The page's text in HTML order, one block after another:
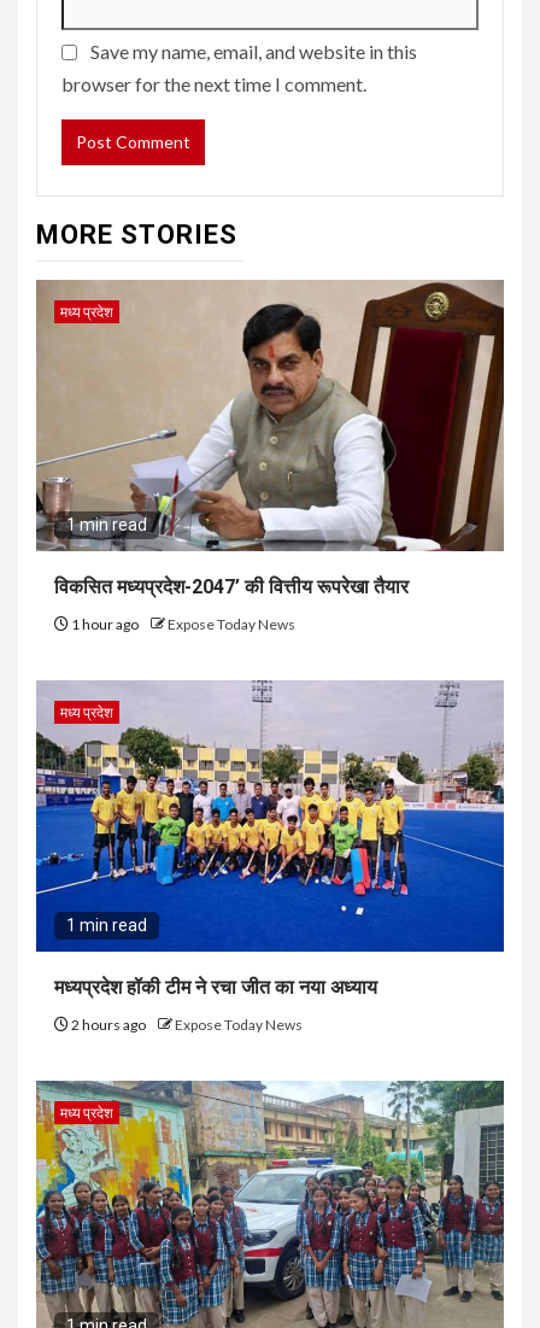
Save my name, email, and website in this
browser for the next time I comment.
MORE STORIES
मध्य प्रदेश
1 min read
विकसित मध्यप्रदेश-2047’ की वित्तीय रूपरेखा तैयार
1 hour ago Expose Today News
मध्य प्रदेश
1 min read
मध्यप्रदेश हॉकी टीम ने रचा जीत का नया अध्याय
2 hours ago Expose Today News
मध्य प्रदेश